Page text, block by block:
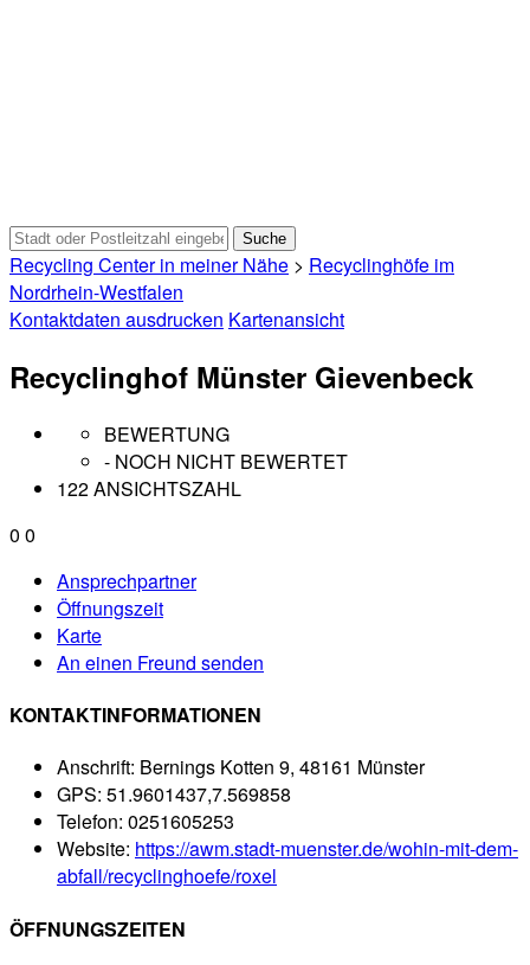
Recycling Center in meiner Nähe > Recyclinghöfe im
Nordrhein-Westfalen
Kontaktdaten ausdrucken Kartenansicht
Recyclinghof Münster Gievenbeck
BEWERTUNG
- NOCH NICHT BEWERTET
122 ANSICHTSZAHL
0 0
Ansprechpartner
Öffnungszeit
Karte
An einen Freund senden
KONTAKTINFORMATIONEN
Anschrift: Bernings Kotten 9, 48161 Münster
GPS: 51.9601437,7.569858
Telefon: 0251605253
Website: https://awm.stadt-muenster.de/wohin-mit-dem-
abfall/recyclinghoefe/roxel
ÖFFNUNGSZEITEN